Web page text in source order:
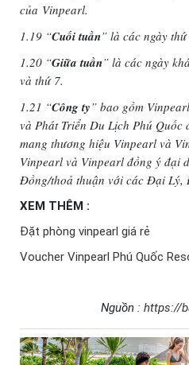
của Vinpearl.
1.19 “Cuối tuần” là các ngày
1.20 “Giữa tuần” là các ngày
và thứ 7.
1.21 “Công ty” bao gồm
và Phát Triển Du Lịch Phú Quốc
mang thương hiệu Vinpearl và
Vinpearl và Vinpearl đồng ý đại
Đồng/thoả thuận với các Đại
XEM THÊM :
Đặt phòng vinpearl giá rẻ
Voucher Vinpearl Phú Quốc
Nguồn : https://